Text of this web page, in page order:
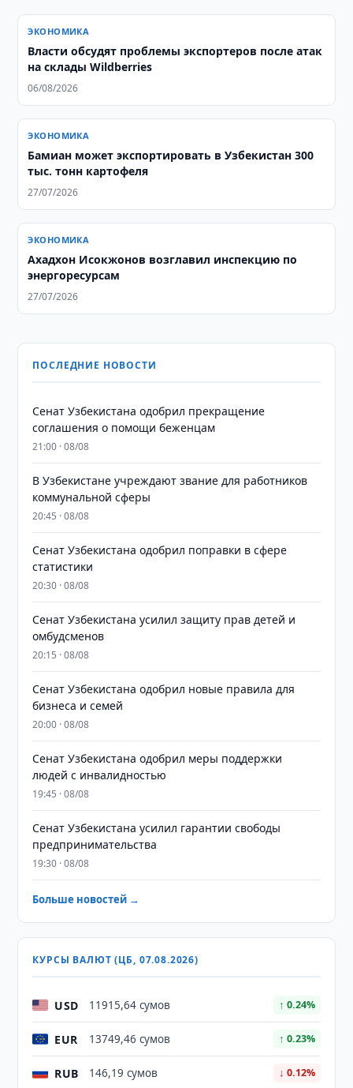
ЭКОНОМИКА
Власти обсудят проблемы экспортеров после атак
на склады Wildberries
06/08/2026
ЭКОНОМИКА
Бамиан может экспортировать в Узбекистан 300
тыс. тонн картофеля
27/07/2026
ЭКОНОМИКА
Ахадхон Исокжонов возглавил инспекцию по
энергоресурсам
27/07/2026
ПОСЛЕДНИЕ НОВОСТИ
Сенат Узбекистана одобрил прекращение
соглашения о помощи беженцам
21:00 · 08/08
В Узбекистане учреждают звание для работников
коммунальной сферы
20:45 · 08/08
Сенат Узбекистана одобрил поправки в сфере
статистики
20:30 · 08/08
Сенат Узбекистана усилил защиту прав детей и
омбудсменов
20:15 · 08/08
Сенат Узбекистана одобрил новые правила для
бизнеса и семей
20:00 · 08/08
Сенат Узбекистана одобрил меры поддержки
людей с инвалидностью
19:45 · 08/08
Сенат Узбекистана усилил гарантии свободы
предпринимательства
19:30 · 08/08
Больше новостей →
КУРСЫ ВАЛЮТ (ЦБ, 07.08.2026)
USD 11915,64 сумов ↑ 0.24%
EUR 13749,46 сумов ↑ 0.23%
RUB 146,19 сумов ↓ 0.12%